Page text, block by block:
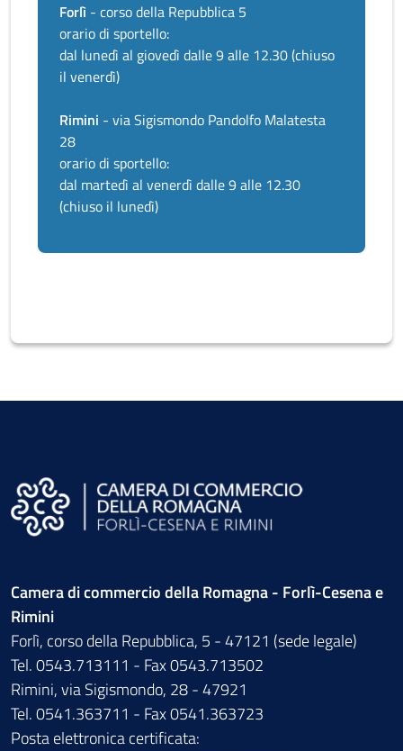
Forlì - corso della Repubblica 5
orario di sportello:
dal lunedì al giovedì dalle 9 alle 12.30 (chiuso
il venerdì)
Rimini - via Sigismondo Pandolfo Malatesta
28
orario di sportello:
dal martedì al venerdì dalle 9 alle 12.30
(chiuso il lunedì)
Camera di commercio della Romagna - Forlì-Cesena e
Rimini
Forlì, corso della Repubblica, 5 - 47121 (sede legale)
Tel. 0543.713111 - Fax 0543.713502
Rimini, via Sigismondo, 28 - 47921
Tel. 0541.363711 - Fax 0541.363723
Posta elettronica certificata: